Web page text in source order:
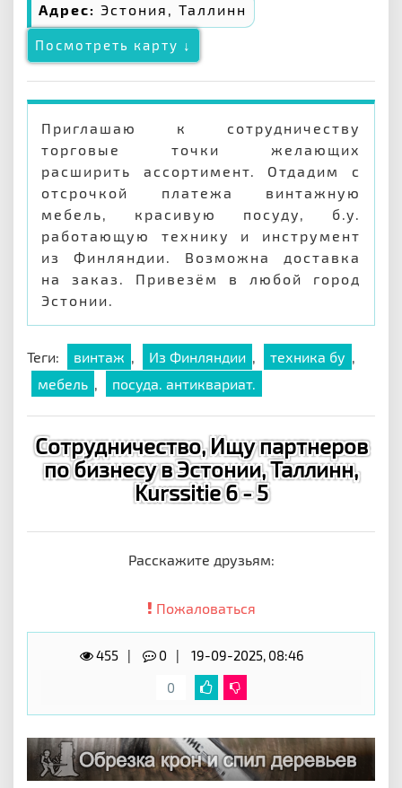
Адрес: Эстония, Таллинн
Посмотреть карту ↓
Приглашаю к сотрудничеству
торговые точки желающих
расширить ассортимент. Отдадим с
отсрочкой платежа винтажную
мебель, красивую посуду, б.у.
работающую технику и инструмент
из Финляндии. Возможна доставка
на заказ. Привезём в любой город
Эстонии.
Теги: винтаж , Из Финляндии , техника бу ,
мебель , посуда. антиквариат.
Сотрудничество, Ищу партнеров
по бизнесу в Эстонии, Таллинн,
Kurssitie 6 - 5
Расскажите друзьям:
Пожаловаться
455 0
19-09-2025, 08:46
0